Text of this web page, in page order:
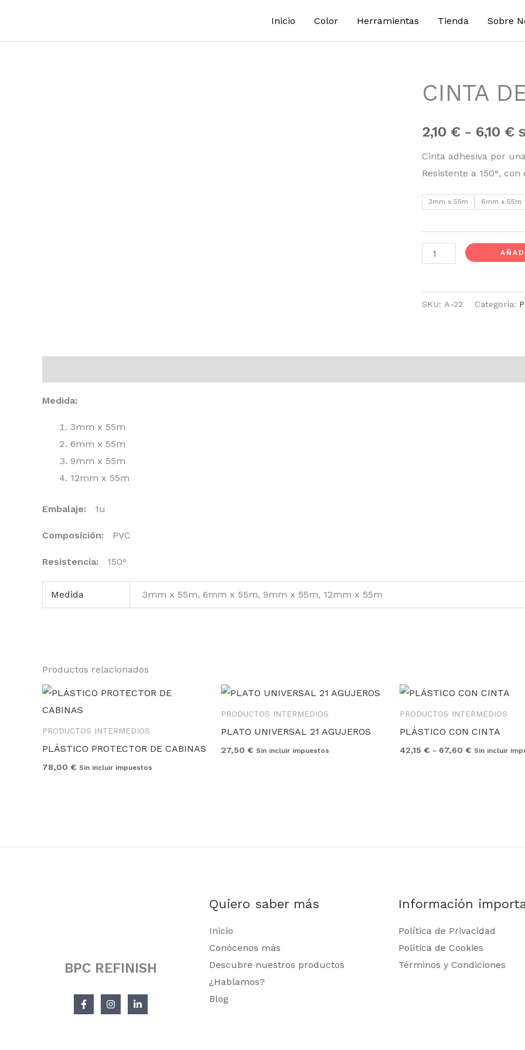
contenido
Inicio Color Herramientas Tienda Sobre
CINTA
2,10 € - 6,10 €
Cinta adhesiva por
Resistente a 150°,
3mm x 55m 6mm x 55m
CINTA
DE
cantidad
SKU: A-22 Categoría:
Medida:
3mm x 55m
6mm x 55m
9mm x 55m
12mm x 55m
Embalaje: 1u
Composición: PVC
Resistencia: 150°
Medida 3mm x 55m, 6mm x 55m, 9mm x 55m, 12mm x 55m
Productos relacionados
PRODUCTOS INTERMEDIOS
PLÁSTICO PROTECTOR DE CABINAS
78,00 € Sin incluir impuestos
PRODUCTOS INTERMEDIOS
PLATO UNIVERSAL 21 AGUJEROS
27,50 € Sin incluir impuestos
PRODUCTOS INTERMEDIOS
PLÁSTICO CON CINTA
42,15 € - 67,60 €
Rango
precios:
42,15 €
67,60 €
Sin incluir
BPC REFINISH
Quiero saber más
Inicio
Conócenos más
Descubre nuestros productos
¿Hablamos?
Blog
Información
Política de Privacidad
Política de Cookies
Términos y Condiciones